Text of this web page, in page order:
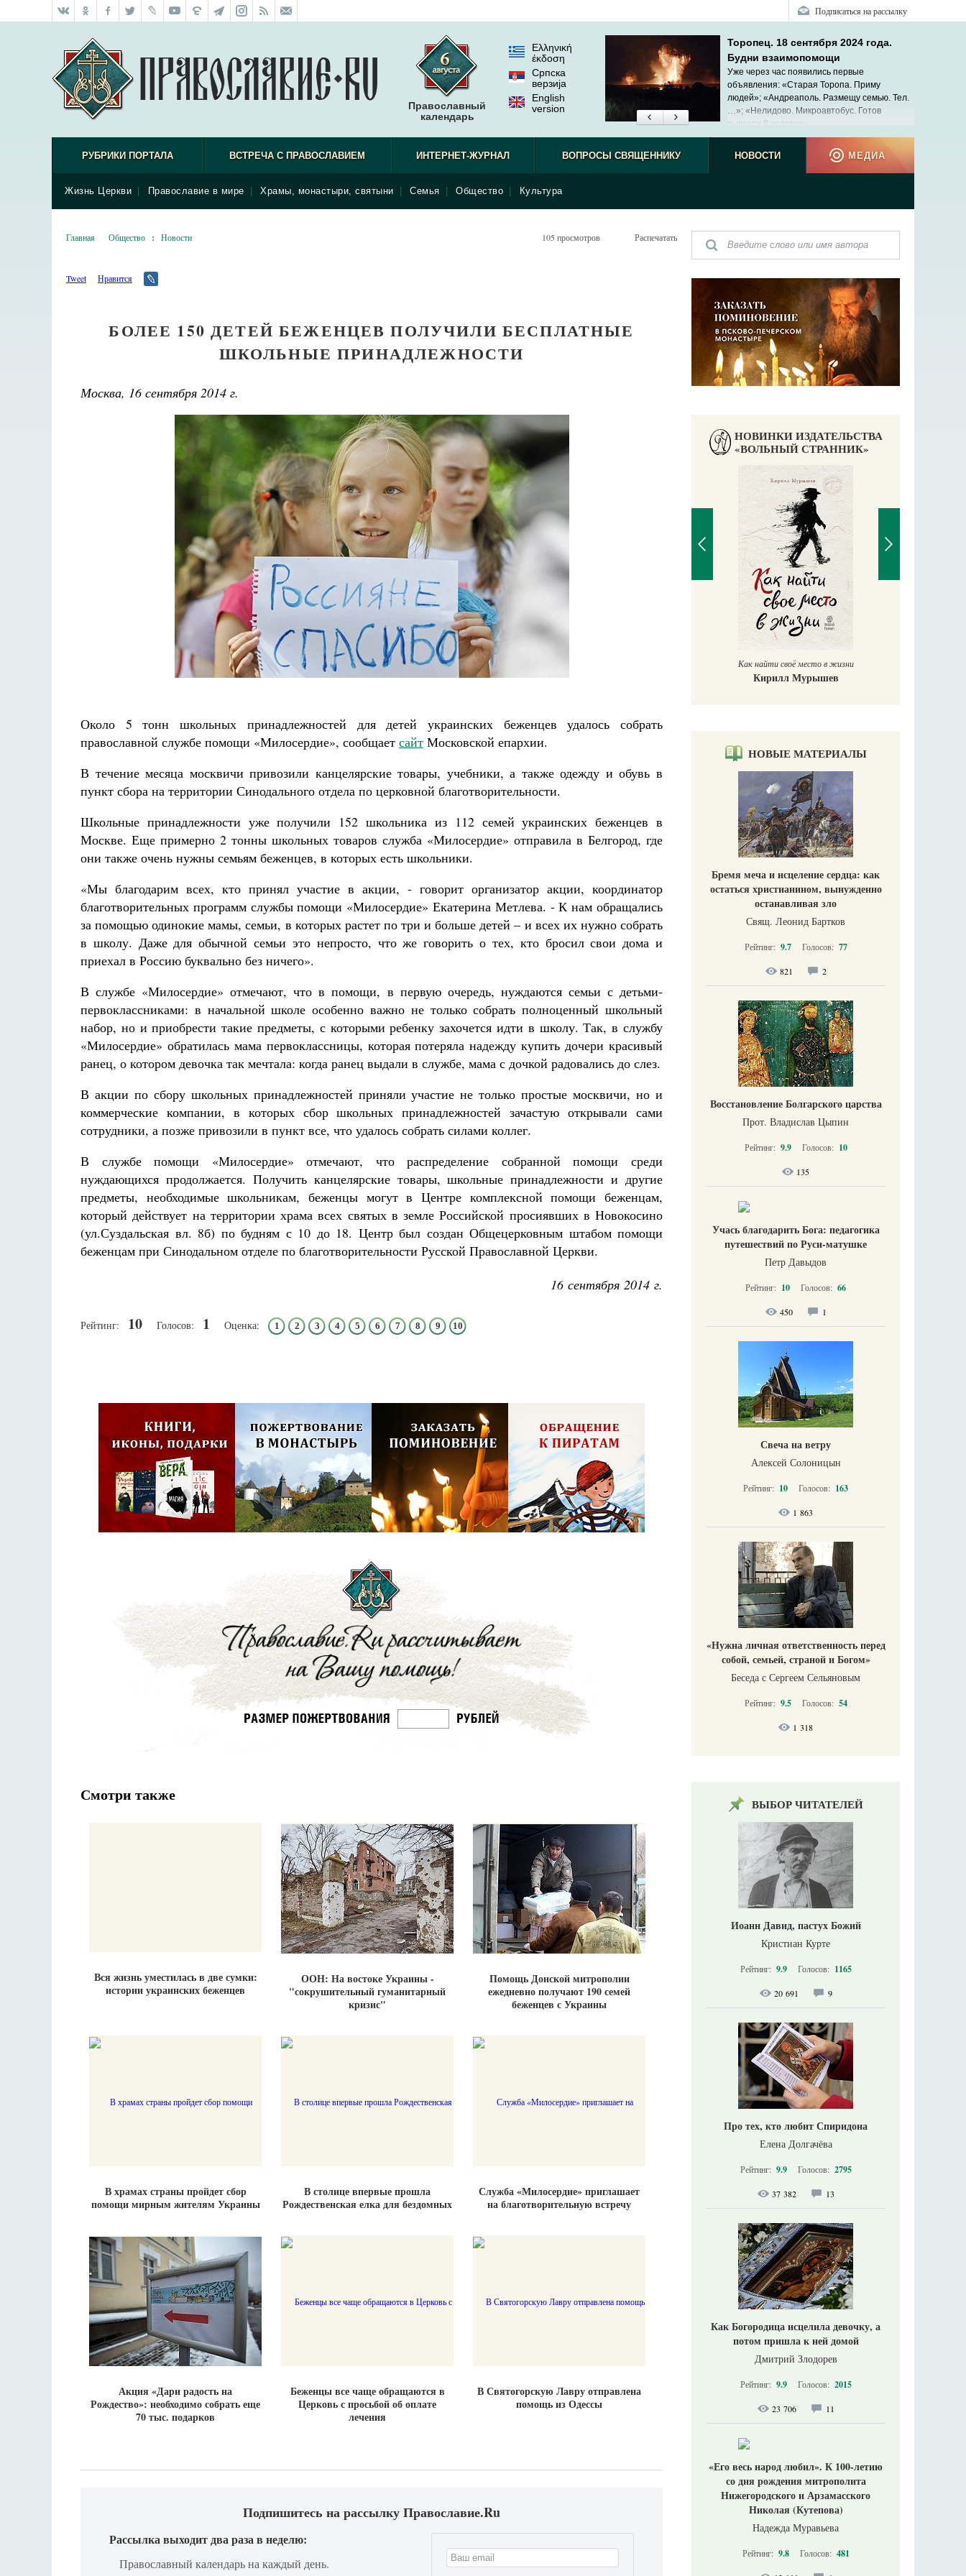
Подписаться на рассылку
Православный
календарь
Ελληνική
έκδοση
Српска
верзиjа
English
version
Торопец. 18 сентября 2024 года.
Будни взаимопомощи
Уже через час появились первые
объявления: «Старая Торопа. Приму
людей»; «Андреаполь. Размещу семью. Тел.
…»; «Нелидово. Микроавтобус. Готов
вывезти 8 человек»...
РУБРИКИ ПОРТАЛА ВСТРЕЧА С ПРАВОСЛАВИЕМ ИНТЕРНЕТ-ЖУРНАЛ ВОПРОСЫ СВЯЩЕННИКУ НОВОСТИ
Жизнь Церкви Православие в мире Храмы, монастыри, святыни Семья Общество Культура
МЕДИА
Главная Общество : Новости 105 просмотров Распечатать
Tweet Нравится
БОЛЕЕ 150 ДЕТЕЙ БЕЖЕНЦЕВ ПОЛУЧИЛИ БЕСПЛАТНЫЕ
ШКОЛЬНЫЕ ПРИНАДЛЕЖНОСТИ
Москва, 16 сентября 2014 г.
Около 5 тонн школьных принадлежностей для детей украинских беженцев удалось собрать
православной службе помощи «Милосердие», сообщает сайт Московской епархии.
В течение месяца москвичи привозили канцелярские товары, учебники, а также одежду и обувь в
пункт сбора на территории Синодального отдела по церковной благотворительности.
Школьные принадлежности уже получили 152 школьника из 112 семей украинских беженцев в
Москве. Еще примерно 2 тонны школьных товаров служба «Милосердие» отправила в Белгород, где
они также очень нужны семьям беженцев, в которых есть школьники.
«Мы благодарим всех, кто принял участие в акции, - говорит организатор акции, координатор
благотворительных программ службы помощи «Милосердие» Екатерина Метлева. - К нам обращались
за помощью одинокие мамы, семьи, в которых растет по три и больше детей – и всех их нужно собрать
в школу. Даже для обычной семьи это непросто, что же говорить о тех, кто бросил свои дома и
приехал в Россию буквально без ничего».
В службе «Милосердие» отмечают, что в помощи, в первую очередь, нуждаются семьи с детьми-
первоклассниками: в начальной школе особенно важно не только собрать полноценный школьный
набор, но и приобрести такие предметы, с которыми ребенку захочется идти в школу. Так, в службу
«Милосердие» обратилась мама первоклассницы, которая потеряла надежду купить дочери красивый
ранец, о котором девочка так мечтала: когда ранец выдали в службе, мама с дочкой радовались до слез.
В акции по сбору школьных принадлежностей приняли участие не только простые москвичи, но и
коммерческие компании, в которых сбор школьных принадлежностей зачастую открывали сами
сотрудники, а позже привозили в пункт все, что удалось собрать силами коллег.
В службе помощи «Милосердие» отмечают, что распределение собранной помощи среди
нуждающихся продолжается. Получить канцелярские товары, школьные принадлежности и другие
предметы, необходимые школьникам, беженцы могут в Центре комплексной помощи беженцам,
который действует на территории храма всех святых в земле Российской просиявших в Новокосино
(ул.Суздальская вл. 8б) по будням с 10 до 18. Центр был создан Общецерковным штабом помощи
беженцам при Синодальном отделе по благотворительности Русской Православной Церкви.
16 сентября 2014 г.
Рейтинг: 10 Голосов: 1 Оценка: 1 2 3 4 5 6 7 8 9 10
Смотри также
Вся жизнь уместилась в две сумки:
истории украинских беженцев
ООН: На востоке Украины -
"сокрушительный гуманитарный
кризис"
Помощь Донской митрополии
ежедневно получают 190 семей
беженцев с Украины
В храмах страны пройдет сбор
помощи мирным жителям Украины
В столице впервые прошла
Рождественская елка для бездомных
Служба «Милосердие» приглашает
на благотворительную встречу
Акция «Дари радость на
Рождество»: необходимо собрать еще
70 тыс. подарков
Беженцы все чаще обращаются в
Церковь с просьбой об оплате
лечения
В Святогорскую Лавру отправлена
помощь из Одессы
Подпишитесь на рассылку Православие.Ru
Рассылка выходит два раза в неделю:
Православный календарь на каждый день.
НОВИНКИ ИЗДАТЕЛЬСТВА
«ВОЛЬНЫЙ СТРАННИК»
Как найти своё место в жизни
Кирилл Мурышев
НОВЫЕ МАТЕРИАЛЫ
Бремя меча и исцеление сердца: как
остаться христианином, вынужденно
останавливая зло
Свящ. Леонид Бартков
Рейтинг: 9.7 Голосов: 77
821 2
Восстановление Болгарского царства
Прот. Владислав Цыпин
Рейтинг: 9.9 Голосов: 10
135
Учась благодарить Бога: педагогика
путешествий по Руси-матушке
Петр Давыдов
Рейтинг: 10 Голосов: 66
450 1
Свеча на ветру
Алексей Солоницын
Рейтинг: 10 Голосов: 163
1 863
«Нужна личная ответственность перед
собой, семьей, страной и Богом»
Беседа с Сергеем Сельяновым
Рейтинг: 9.5 Голосов: 54
1 318
ВЫБОР ЧИТАТЕЛЕЙ
Иоанн Давид, пастух Божий
Кристиан Курте
Рейтинг: 9.9 Голосов: 1165
20 691 9
Про тех, кто любит Спиридона
Елена Долгачёва
Рейтинг: 9.9 Голосов: 2795
37 382 13
Как Богородица исцелила девочку, а
потом пришла к ней домой
Дмитрий Злодорев
Рейтинг: 9.9 Голосов: 2015
23 706 11
«Его весь народ любил». К 100-летию
со дня рождения митрополита
Нижегородского и Арзамасского
Николая (Кутепова)
Надежда Муравьева
Рейтинг: 9.8 Голосов: 481